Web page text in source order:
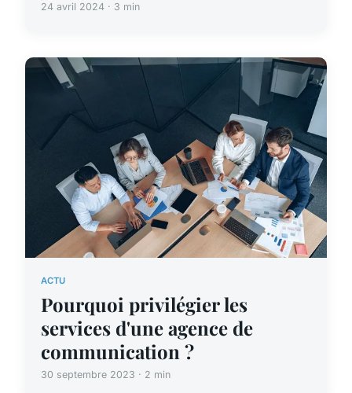
24 avril 2024 · 3 min
ACTU
Pourquoi privilégier les
services d'une agence de
communication ?
30 septembre 2023 · 2 min